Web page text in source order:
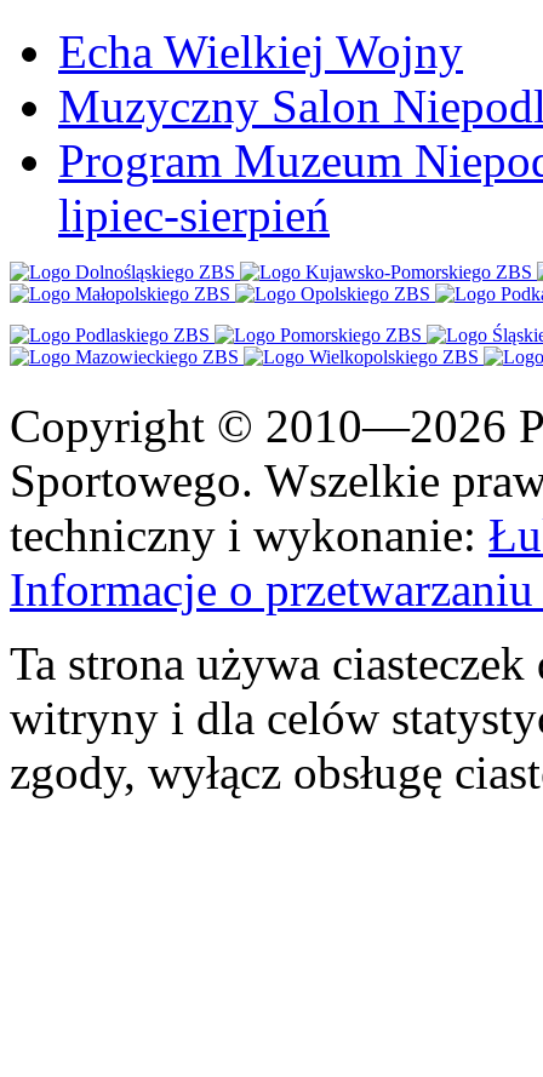
Echa Wielkiej Wojny
Muzyczny Salon
Program Muzeum
lipiec-sierpień
Copyright © 2010—2026
Sportowego. Wszelkie
techniczny i wykonanie:
Informacje o
Ta strona używa
witryny i dla celów
zgody, wyłącz obsługę